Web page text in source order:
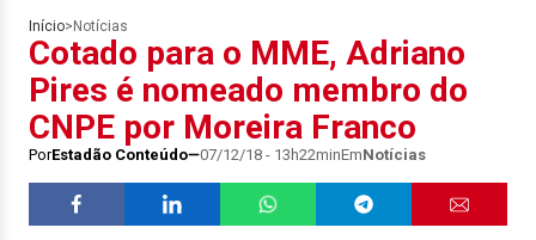
Início> Notícias
Cotado para o MME, Adriano
Pires é nomeado membro do
CNPE por Moreira Franco
PorEstadão Conteúdo 07/12/18 - 13h22minEmNotícias